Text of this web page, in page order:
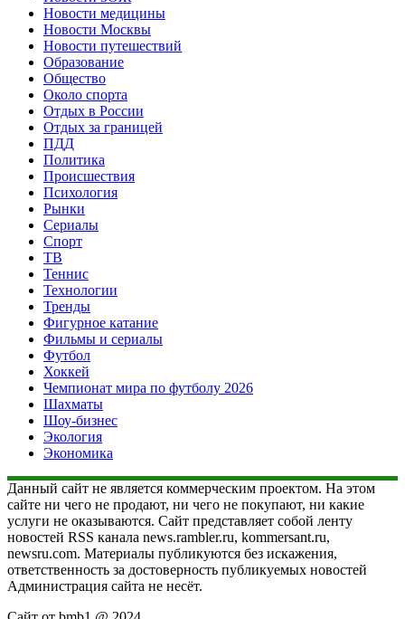
Новости медицины
Новости Москвы
Новости путешествий
Образование
Общество
Около спорта
Отдых в России
Отдых за границей
ПДД
Политика
Происшествия
Психология
Рынки
Сериалы
Спорт
ТВ
Теннис
Технологии
Тренды
Фигурное катание
Фильмы и сериалы
Футбол
Хоккей
Чемпионат мира по футболу 2026
Шахматы
Шоу-бизнес
Экология
Экономика
Данный сайт не является коммерческим проектом. На этом
сайте ни чего не продают, ни чего не покупают, ни какие
услуги не оказываются. Сайт представляет собой ленту
новостей RSS канала news.rambler.ru, kommersant.ru,
newsru.com. Материалы публикуются без искажения,
ответственность за достоверность публикуемых новостей
Администрация сайта не несёт.